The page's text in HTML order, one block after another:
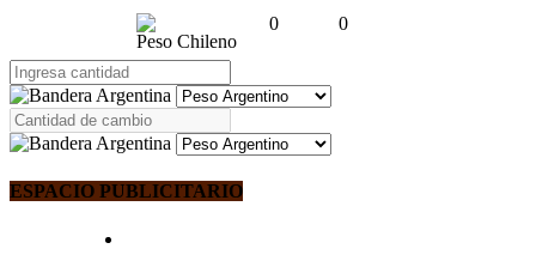
Peso Chileno
0 0
ESPACIO PUBLICITARIO